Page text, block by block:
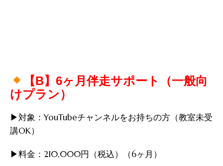
【B】6ヶ月伴走サポート（一般向
けプラン）
▶︎対象：YouTubeチャンネルをお持ちの方（教室未受
講OK）
▶︎料金：210,000円（税込）（6ヶ月）